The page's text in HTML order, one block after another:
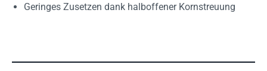
Geringes Zusetzen dank halboffener Kornstreuung